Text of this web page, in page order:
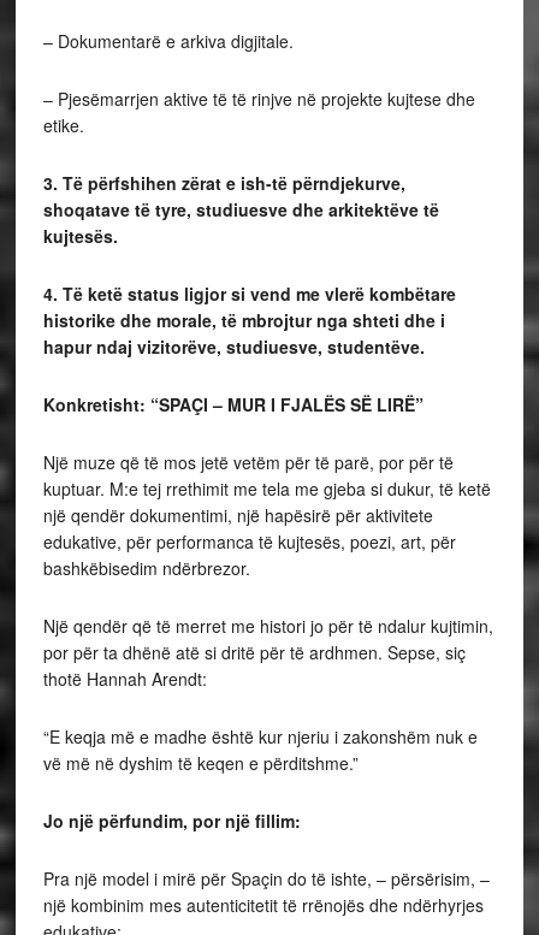
– Dokumentarë e arkiva digjitale.
– Pjesëmarrjen aktive të të rinjve në projekte kujtese dhe
etike.
3. Të përfshihen zërat e ish-të përndjekurve,
shoqatave të tyre, studiuesve dhe arkitektëve të
kujtesës.
4. Të ketë status ligjor si vend me vlerë kombëtare
historike dhe morale, të mbrojtur nga shteti dhe i
hapur ndaj vizitorëve, studiuesve, studentëve.
Konkretisht: “SPAÇI – MUR I FJALËS SË LIRË”
Një muze që të mos jetë vetëm për të parë, por për të
kuptuar. M:e tej rrethimit me tela me gjeba si dukur, të ketë
një qendër dokumentimi, një hapësirë për aktivitete
edukative, për performanca të kujtesës, poezi, art, për
bashkëbisedim ndërbrezor.
Një qendër që të merret me histori jo për të ndalur kujtimin,
por për ta dhënë atë si dritë për të ardhmen. Sepse, siç
thotë Hannah Arendt:
“E keqja më e madhe është kur njeriu i zakonshëm nuk e
vë më në dyshim të keqen e përditshme.”
Jo një përfundim, por një fillim:
Pra një model i mirë për Spaçin do të ishte, – përsërisim, –
një kombinim mes autenticitetit të rrënojës dhe ndërhyrjes